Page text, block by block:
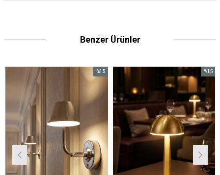
Benzer Ürünler
İndirim
%15İndirim